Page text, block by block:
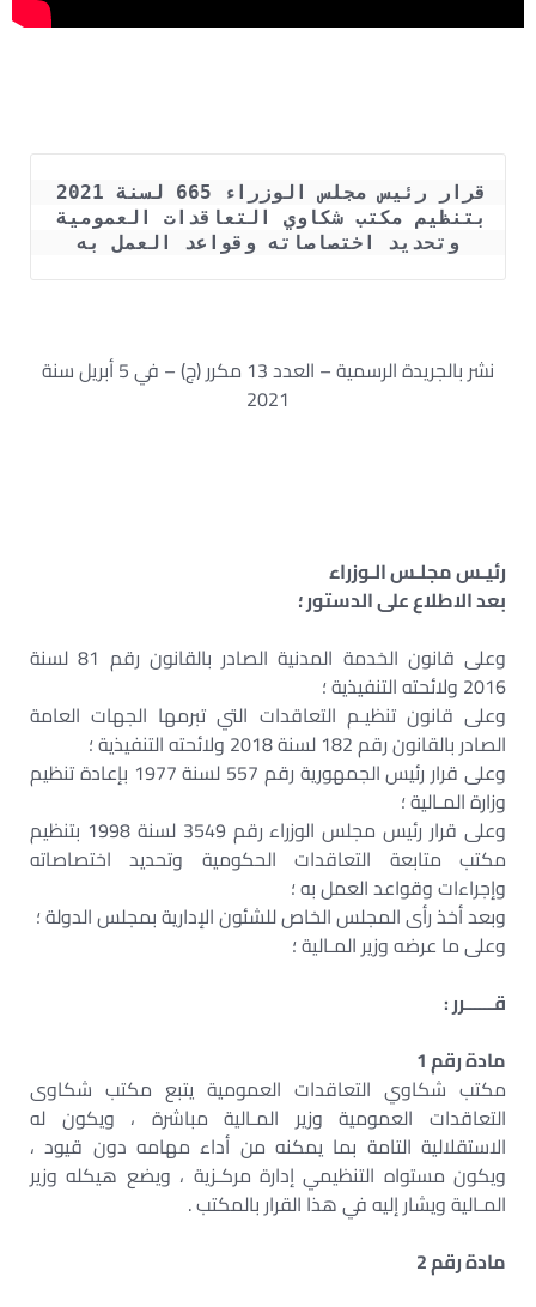
وتحديد اختصاصاته وقواعد العمل به
نشر بالجريدة الرسمية – العدد 13 مكرر (ج) – في 5 أبريل سنة
2021
رئيـس مجلـس الـوزراء
بعد الاطلاع على الدستور ؛
وعلى قانون الخدمة المدنية الصادر بالقانون رقم 81 لسنة
2016 ولائحته التنفيذية ؛
وعلى قانون تنظيـم التعاقدات التي تبرمها الجهات العامة
الصادر بالقانون رقم 182 لسنة 2018 ولائحته التنفيذية ؛
وعلى قرار رئيس الجمهورية رقم 557 لسنة 1977 بإعادة تنظيم
وزارة المـالية ؛
وعلى قرار رئيس مجلس الوزراء رقم 3549 لسنة 1998 بتنظيم
مكتب متابعة التعاقدات الحكومية وتحديد اختصاصاته
وإجراءات وقواعد العمل به ؛
وبعد أخذ رأى المجلس الخاص للشئون الإدارية بمجلس الدولة ؛
وعلى ما عرضه وزير المـالية ؛
قــــــرر :
مادة رقم 1
مكتب شكاوي التعاقدات العمومية يتبع مكتب شكاوى
التعاقدات العمومية وزير المـالية مباشرة ، ويكون له
الاستقلالية التامة بما يمكنه من أداء مهامه دون قيود ،
ويكون مستواه التنظيمي إدارة مركـزية ، ويضع هيكله وزير
المـالية ويشار إليه في هذا القرار بالمكتب .
مادة رقم 2